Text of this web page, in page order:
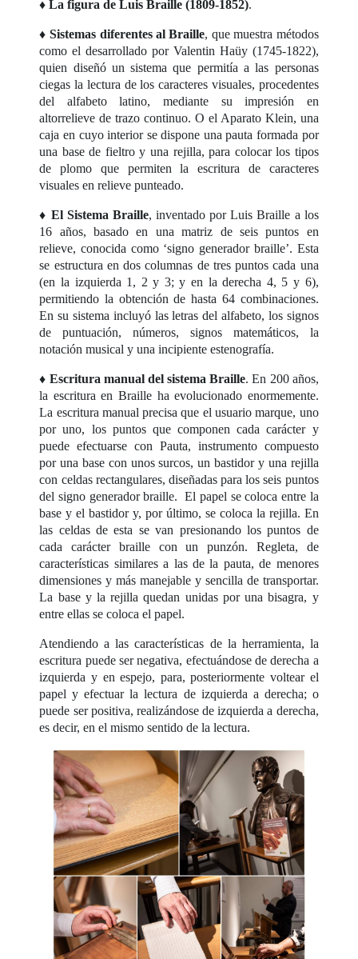
♦ La figura de Luis Braille (1809-1852).
♦ Sistemas diferentes al Braille, que muestra métodos
como el desarrollado por Valentin Haüy (1745-1822),
quien diseñó un sistema que permitía a las personas
ciegas la lectura de los caracteres visuales, procedentes
del alfabeto latino, mediante su impresión en
altorrelieve de trazo continuo. O el Aparato Klein, una
caja en cuyo interior se dispone una pauta formada por
una base de fieltro y una rejilla, para colocar los tipos
de plomo que permiten la escritura de caracteres
visuales en relieve punteado.
♦ El Sistema Braille, inventado por Luis Braille a los
16 años, basado en una matriz de seis puntos en
relieve, conocida como ‘signo generador braille’. Esta
se estructura en dos columnas de tres puntos cada una
(en la izquierda 1, 2 y 3; y en la derecha 4, 5 y 6),
permitiendo la obtención de hasta 64 combinaciones.
En su sistema incluyó las letras del alfabeto, los signos
de puntuación, números, signos matemáticos, la
notación musical y una incipiente estenografía.
♦ Escritura manual del sistema Braille. En 200 años,
la escritura en Braille ha evolucionado enormemente.
La escritura manual precisa que el usuario marque, uno
por uno, los puntos que componen cada carácter y
puede efectuarse con Pauta, instrumento compuesto
por una base con unos surcos, un bastidor y una rejilla
con celdas rectangulares, diseñadas para los seis puntos
del signo generador braille. El papel se coloca entre la
base y el bastidor y, por último, se coloca la rejilla. En
las celdas de esta se van presionando los puntos de
cada carácter braille con un punzón. Regleta, de
características similares a las de la pauta, de menores
dimensiones y más manejable y sencilla de transportar.
La base y la rejilla quedan unidas por una bisagra, y
entre ellas se coloca el papel.
Atendiendo a las características de la herramienta, la
escritura puede ser negativa, efectuándose de derecha a
izquierda y en espejo, para, posteriormente voltear el
papel y efectuar la lectura de izquierda a derecha; o
puede ser positiva, realizándose de izquierda a derecha,
es decir, en el mismo sentido de la lectura.